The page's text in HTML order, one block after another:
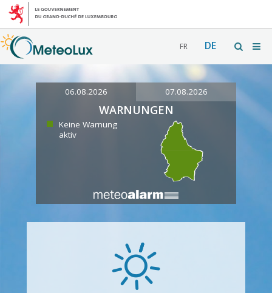
FR DE
06.08.2026 07.08.2026
WARNUNGEN
Keine Warnung
aktiv